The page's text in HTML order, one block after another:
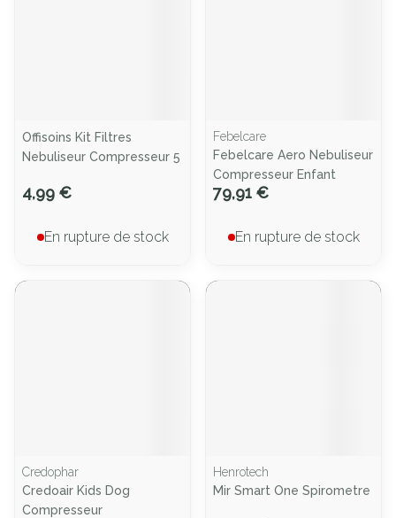
Offisoins Kit Filtres
Nebuliseur Compresseur 5
4,99 €
En rupture de stock
Febelcare
Febelcare Aero Nebuliseur
Compresseur Enfant
79,91 €
En rupture de stock
Credophar
Credoair Kids Dog
Compresseur
Henrotech
Mir Smart One Spirometre